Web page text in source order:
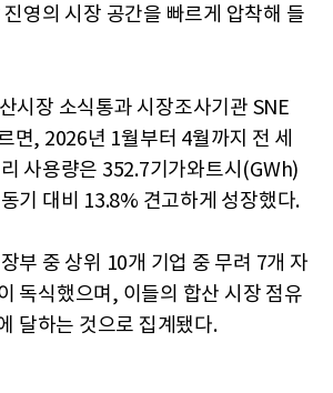
영의 시장 공간을 빠르게 압착해 들
시장 소식통과 시장조사기관 SNE
면, 2026년 1월부터 4월까지 전 세
사용량은 352.7기가와트시(GWh)
기 대비 13.8% 견고하게 성장했다.
부 중 상위 10개 기업 중 무려 7개 자
독식했으며, 이들의 합산 시장 점유
달하는 것으로 집계됐다.